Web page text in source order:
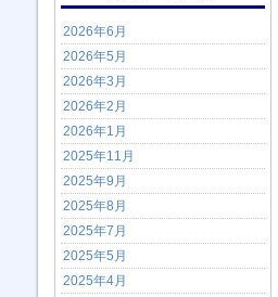
2026年6月
2026年5月
2026年3月
2026年2月
2026年1月
2025年11月
2025年9月
2025年8月
2025年7月
2025年5月
2025年4月